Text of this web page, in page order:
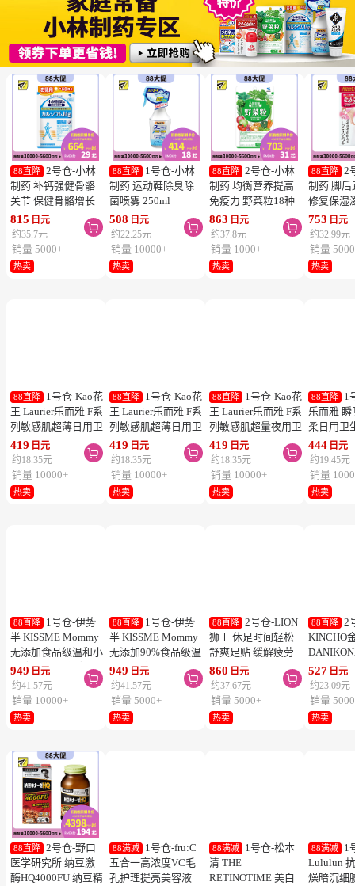
88直降 2号仓-小林
制药 补钙强健骨骼
关节 保健骨骼增长
钙镁片 240粒
815 日元
约35.7元

销量 5000+
热卖
88直降
1号仓-小林
制药 运动鞋除臭除
菌喷雾 250ml
508 日元
约22.25元

销量 10000+
热卖
88直降 2号仓-小林
制药 均衡营养提高
免疫力 野菜粒18种
蔬菜浓缩纤维素 150
粒 防止便秘促进毒
素排泄
863 日元
约37.8元

销量 1000+
热卖
88直降
2
制药 脚后
修复保湿
足膏 30g
753 日元
约32.99元
销量
热卖
88直降
1号仓-Kao花
王 Laurier乐而雅 F系
列敏感肌超薄日用卫
生巾 有护翼 25cm17
片
419 日元
约18.35元

销量 10000+
热卖
88直降
1号仓-Kao花
王 Laurier乐而雅 F系
列敏感肌超薄日用卫
生巾 有护翼 22.5cm
20片
419 日元
约18.35元

销量 10000+
热卖
88直降
1号仓-Kao花
王 Laurier乐而雅 F系
列敏感肌超量夜用卫
生巾 有护翼 40cm 7
片
419 日元
约18.35元

销量 10000+
热卖
88直降
1
乐而雅
柔日用卫
翼
列零触感
444 日元
约19.45元
销量
热卖
88直降
1号仓-伊势
半 KISSME Mommy
无添加食品级温和小
熊防晒霜 儿童防晒
霜 SPF50+ PA++++
50g
949 日元
约41.57元

销量 10000+
热卖
88直降
1号仓-伊势
半 KISSME Mommy
无添加90%食品级温
和小熊防晒啫喱 儿
童防晒霜 SPF33／
PA+++ 100g
949 日元
约41.57元

销量 5000+
热卖
88直降 2号仓-LION
狮王 休足时间轻松
舒爽足贴 缓解疲劳
18片
860 日元
约37.67元

销量 5000+
热卖
88直降
2
KINCHO
被褥用清
2个装
527 日元
约23.09元
销量
热卖
88直降 2号仓-野口
医学研究所 纳豆激
酶HQ4000FU 纳豆精
88满减
1号仓-fru:C
五合一高浓度VC毛
孔护理提亮美容液
88满减
1号仓-松本
清 THE
RETINOTIME 美白
88满减
1
Lululun
燥暗沉细